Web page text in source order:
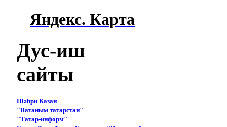
Яндекс. Карта
Дус-иш
сайты
Шәһри Казан
"Ватаным татарстан"
"Татар-информ"